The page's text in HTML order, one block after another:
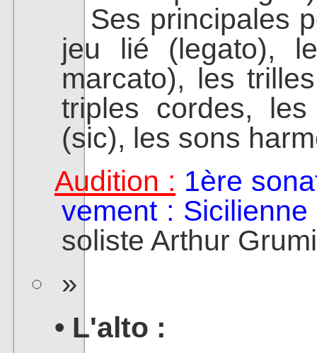
Ses principales
jeu lié (legato),
marcato), les
triples cordes,
(sic), les sons
Audition : 1ère
vement : Sicilienne
soliste Arthur
• L'alto :